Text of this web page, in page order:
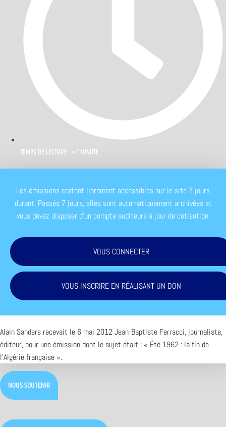
TEMPS DE LECTURE : < 1 MINUTE
Les émissions restent librement accessibles sur le site 7 jours
durant. Passés 7 jours, elles sont automatiquement archivées et
vous devez disposer d'un compte auditeurs à jour de cotisation.
VOUS CONNECTER
VOUS INSCRIRE EN RÉALISANT UN DON
Alain Sanders recevait le 6 mai 2012 Jean-Baptiste Ferracci, journaliste,
éditeur, pour une émission dont le sujet était : « Été 1962 : la fin de
l’Algérie française ».
NOUS SOUTENIR